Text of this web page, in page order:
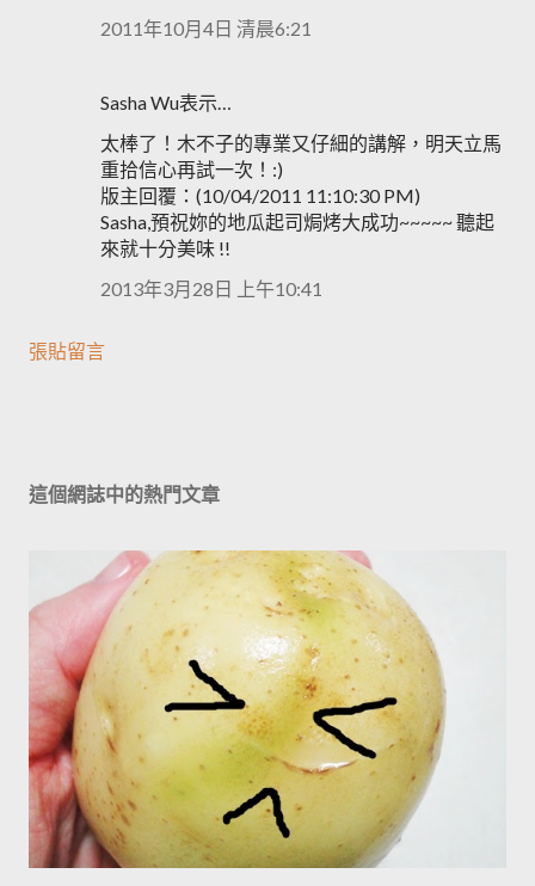
2011年10月4日 清晨6:21
Sasha Wu表示…
太棒了！木不子的專業又仔細的講解，明天立馬
重拾信心再試一次！:)
版主回覆：(10/04/2011 11:10:30 PM)
Sasha,預祝妳的地瓜起司焗烤大成功~~~~~ 聽起
來就十分美味 !!
2013年3月28日 上午10:41
張貼留言
這個網誌中的熱門文章